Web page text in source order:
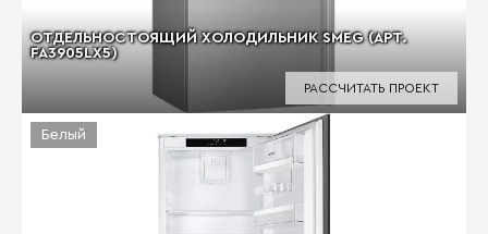
ОТДЕЛЬНОСТОЯЩИЙ ХОЛОДИЛЬНИК SMEG (АРТ.
FA3905LX5)
РАССЧИТАТЬ ПРОЕКТ
Белый